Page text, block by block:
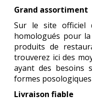
Grand assortiment
Sur le site officiel
homologués pour
produits de
trouverez ici des
ayant des besoins
formes
Livraison fiable